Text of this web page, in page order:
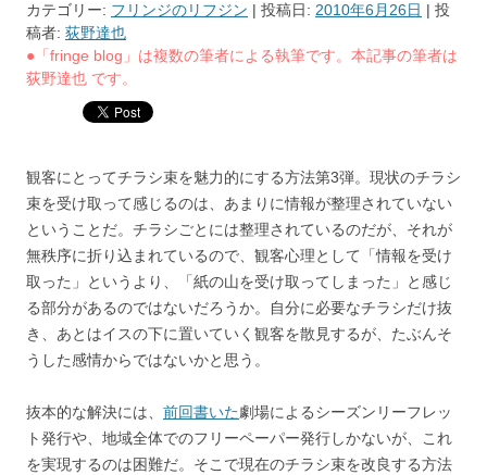
カテゴリー: フリンジのリフジン | 投稿日: 2010年6月26日 | 投
稿者: 荻野達也
●「fringe blog」は複数の筆者による執筆です。本記事の筆者は
荻野達也 です。
観客にとってチラシ束を魅力的にする方法第3弾。現状のチラシ
束を受け取って感じるのは、あまりに情報が整理されていない
ということだ。チラシごとには整理されているのだが、それが
無秩序に折り込まれているので、観客心理として「情報を受け
取った」というより、「紙の山を受け取ってしまった」と感じ
る部分があるのではないだろうか。自分に必要なチラシだけ抜
き、あとはイスの下に置いていく観客を散見するが、たぶんそ
うした感情からではないかと思う。
抜本的な解決には、 前回書いた劇場によるシーズンリーフレッ
ト発行や、地域全体でのフリーペーパー発行しかないが、これ
を実現するのは困難だ。そこで現在のチラシ束を改良する方法